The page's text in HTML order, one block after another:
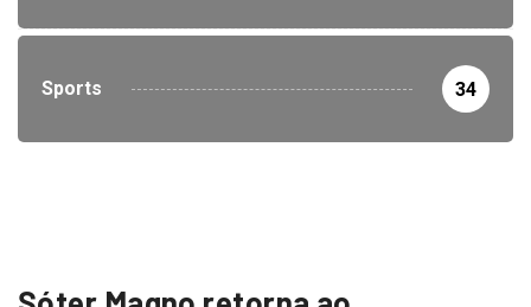
Sports 34